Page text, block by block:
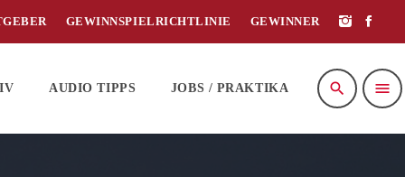
GEWINNSPIELRICHTLINIE GEWINNER
AUDIO TIPPS JOBS / PRAKTIKA search menu